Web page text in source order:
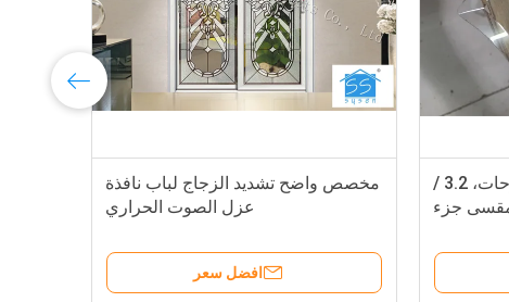
واضح الزجاج المقسى لوحات، 3.2 /
مخصص واضح تشديد الزجاج لباب نافذة
عزل الصوت الحراري